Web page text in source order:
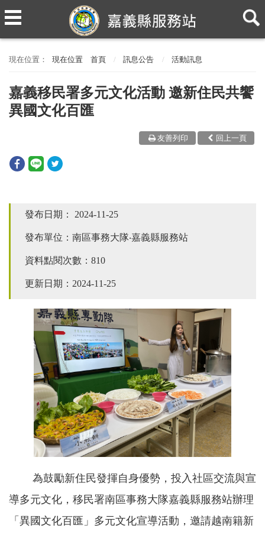
現在位置 首頁 訊息公告 活動訊息
嘉義移民署多元文化活動 邀新住民共饗
異國文化百匯
回上一頁
友善列印
發布日期： 2024-11-25
發布單位：南區事務大隊‧嘉義縣服務站
資料點閱次數：810
更新日期：2024-11-25
為鼓勵新住民發揮自身優勢，投入社區交流與宣
導多元文化，移民署南區事務大隊嘉義縣服務站辦理
「異國文化百匯」多元文化宣導活動，邀請越南籍新